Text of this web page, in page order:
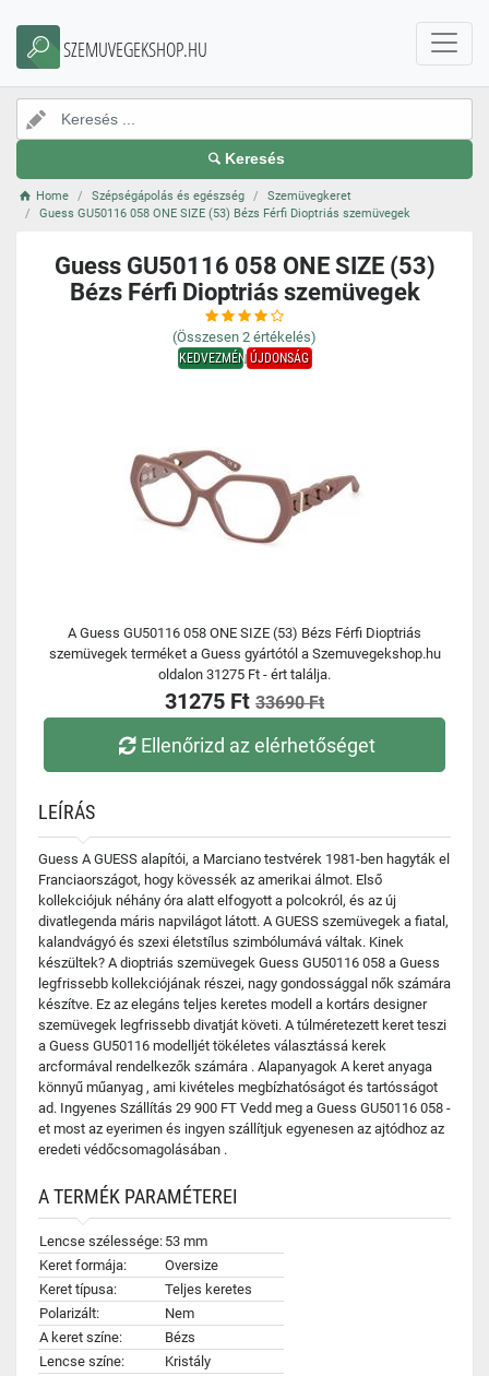
SZEMUVEGEKSHOP.HU
Keresés
Home Szépségápolás és egészség
Szemüvegkeret
Guess GU50116 058 ONE SIZE (53) Bézs Férfi Dioptriás szemüvegek
Guess GU50116 058 ONE SIZE (53)
Bézs Férfi Dioptriás szemüvegek
(Összesen 2 értékelés)
KEDVEZMÉNYÚJDONSÁG
A Guess GU50116 058 ONE SIZE (53) Bézs Férfi Dioptriás
szemüvegek terméket a Guess gyártótól a Szemuvegekshop.hu
oldalon 31275 Ft - ért találja.
31275 Ft 33690 Ft
Ellenőrizd az elérhetőséget
LEÍRÁS
Guess A GUESS alapítói, a Marciano testvérek 1981-ben hagyták el
Franciaországot, hogy kövessék az amerikai álmot. Első
kollekciójuk néhány óra alatt elfogyott a polcokról, és az új
divatlegenda máris napvilágot látott. A GUESS szemüvegek a fiatal,
kalandvágyó és szexi életstílus szimbólumává váltak. Kinek
készültek? A dioptriás szemüvegek Guess GU50116 058 a Guess
legfrissebb kollekciójának részei, nagy gondossággal nők számára
készítve. Ez az elegáns teljes keretes modell a kortárs designer
szemüvegek legfrissebb divatját követi. A túlméretezett keret teszi
a Guess GU50116 modelljét tökéletes választássá kerek
arcformával rendelkezők számára . Alapanyagok A keret anyaga
könnyű műanyag , ami kivételes megbízhatóságot és tartósságot
ad. Ingyenes Szállítás 29 900 FT Vedd meg a Guess GU50116 058 -
et most az eyerimen és ingyen szállítjuk egyenesen az ajtódhoz az
eredeti védőcsomagolásában .
A TERMÉK PARAMÉTEREI
Lencse szélessége: 53 mm
Keret formája:
Oversize
Keret típusa:
Teljes keretes
Polarizált:
Nem
A keret színe:
Bézs
Lencse színe:
Kristály